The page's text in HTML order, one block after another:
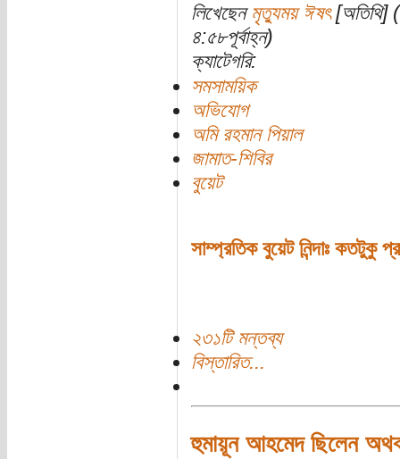
লিখেছেন মৃত্যুময় ঈষৎ[অতিথি]
৪:৫৮পূর্বাহ্ন)
ক্যাটেগরি:
সমসাময়িক
অভিযোগ
অমি রহমান পিয়াল
জামাত-শিবির
বুয়েট
সাম্প্রতিক বুয়েট নিন্দাঃ কতটুকু
২৩১টি মন্তব্য
বিস্তারিত...
হুমায়ূন আহমেদ ছিলেন